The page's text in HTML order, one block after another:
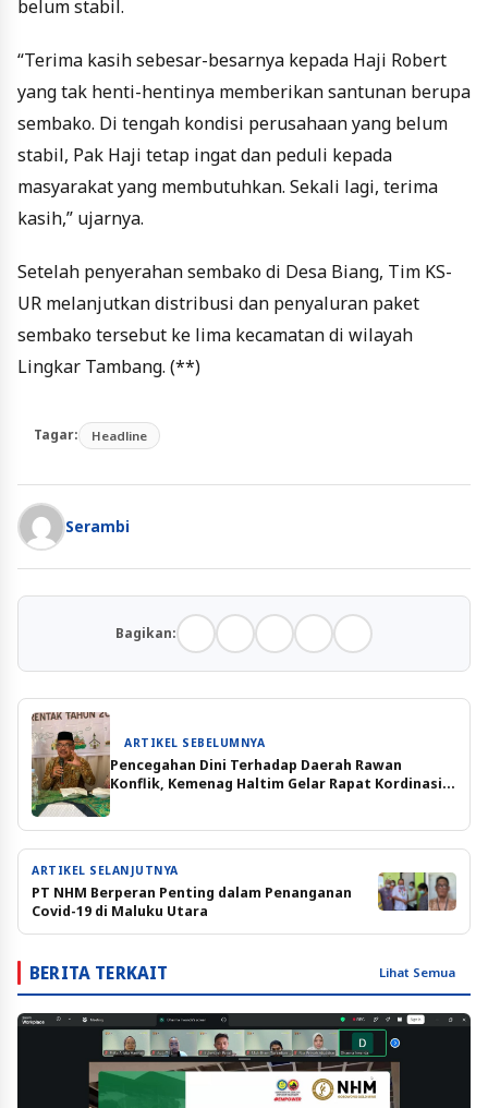
belum stabil.
“Terima kasih sebesar-besarnya kepada Haji Robert
yang tak henti-hentinya memberikan santunan berupa
sembako. Di tengah kondisi perusahaan yang belum
stabil, Pak Haji tetap ingat dan peduli kepada
masyarakat yang membutuhkan. Sekali lagi, terima
kasih,” ujarnya.
Setelah penyerahan sembako di Desa Biang, Tim KS-
UR melanjutkan distribusi dan penyaluran paket
sembako tersebut ke lima kecamatan di wilayah
Lingkar Tambang. (**)
Tagar: Headline
Serambi
Bagikan:
ARTIKEL SEBELUMNYA
Pencegahan Dini Terhadap Daerah Rawan
Konflik, Kemenag Haltim Gelar Rapat Kordinasi
ARTIKEL SELANJUTNYA
PT NHM Berperan Penting dalam Penanganan
Covid-19 di Maluku Utara
BERITA TERKAIT Lihat Semua